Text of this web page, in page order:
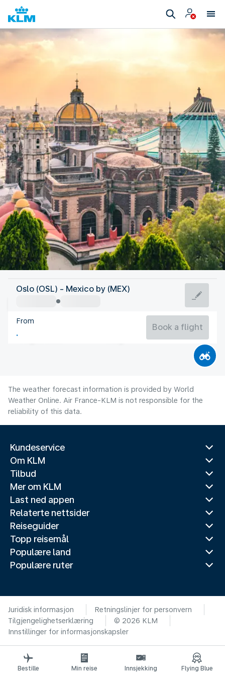
Mexico
Mexico City
Mexico
Oslo (OSL) - Mexico by (MEX)
From
Book a flight
The weather forecast information is provided by World
Weather Online. Air France-KLM is not responsible for the
reliability of this data.
Kundeservice
Om KLM
Tilbud
Mer om KLM
Last ned appen
Relaterte nettsider
Reiseguider
Topp reisemål
Populære land
Populære ruter
Juridisk informasjon
Retningslinjer for personvern
Tilgjengelighetserklæring
© 2026 KLM
Innstillinger for informasjonskapsler
Bestille Min reise Innsjekking Flying Blue